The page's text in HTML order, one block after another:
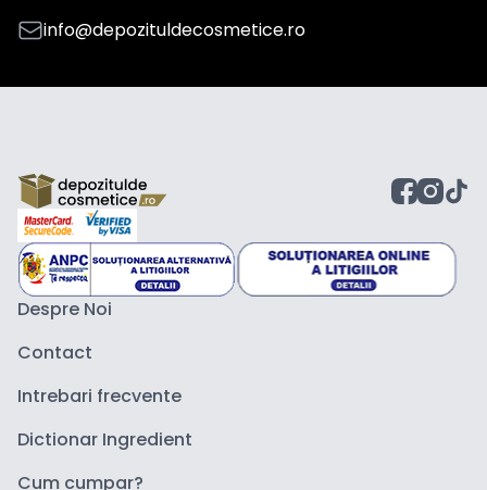
info@depozituldecosmetice.ro
Despre Noi
Contact
Intrebari frecvente
Dictionar Ingredient
Cum cumpar?